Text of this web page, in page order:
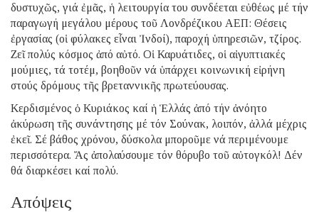
δυστυχῶς, γιά ἐμᾶς, ἡ λειτουργία του συνδέεται εὐθέως μέ τήν
παραγωγή μεγάλου μέρους τοῦ Λονδρέζικου ΑΕΠ: Θέσεις
ἐργασίας (οἱ φύλακες εἶναι Ἰνδοί), παροχή ὑπηρεσιῶν, τζίρος.
Ζεῖ πολύς κόσμος ἀπό αὐτό. Οἱ Καρυάτιδες, οἱ αἰγυπτιακές
μούμιες, τά τοτέμ, βοηθοῦν νά ὑπάρχει κοινωνική εἰρήνη
στούς δρόμους τῆς βρεταννικῆς πρωτεύουσας.
Κερδισμένος ὁ Κυριάκος καί ἡ Ἑλλάς ἀπό τήν ἀνόητο
ἀκύρωση τῆς συνάντησης μέ τόν Σούνακ, λοιπόν, ἀλλά μέχρις
ἐκεῖ. Σέ βάθος χρόνου, δύσκολα μποροῦμε νά περιμένουμε
περισσότερα. Ἄς ἀπολαύσουμε τόν θόρυβο τοῦ αὐτογκόλ! Δέν
θά διαρκέσει καί πολύ.
Απόψεις